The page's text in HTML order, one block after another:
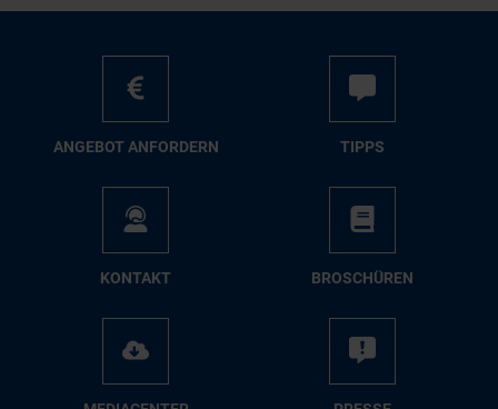
AN­GE­BOT AN­FOR­DERN TIPPS
KON­TAKT BRO­SCHÜ­REN